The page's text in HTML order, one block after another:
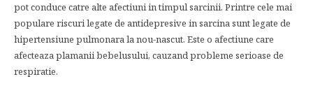
pot conduce catre alte afectiuni in timpul sarcinii. Printre cele mai
populare riscuri legate de antidepresive in sarcina sunt legate de
hipertensiune pulmonara la nou-nascut. Este o afectiune care
afecteaza plamanii bebelusului, cauzand probleme serioase de
respiratie.